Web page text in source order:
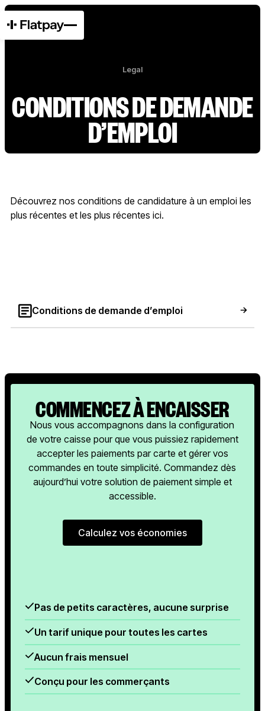
Legal
CONDITIONS DE DEMANDE
D’EMPLOI
Découvrez nos conditions de candidature à un emploi les
plus récentes et les plus récentes ici.
Conditions de demande d’emploi
COMMENCEZ À ENCAISSER
Nous vous accompagnons dans la configuration
de votre caisse pour que vous puissiez rapidement
accepter les paiements par carte et gérer vos
commandes en toute simplicité. Commandez dès
aujourd’hui votre solution de paiement simple et
accessible.
Calculez vos économies
Calculez vos économies
Pas de petits caractères, aucune surprise
Un tarif unique pour toutes les cartes
Aucun frais mensuel
Conçu pour les commerçants